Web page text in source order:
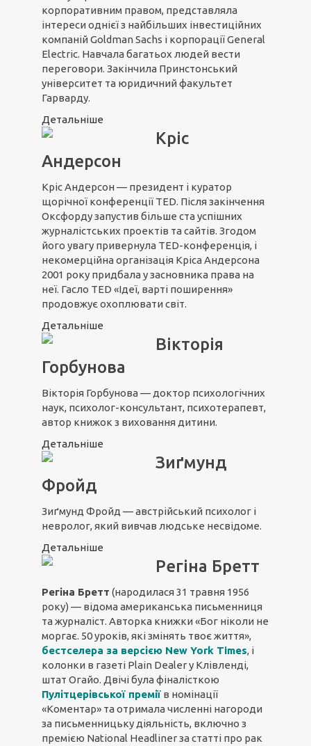
корпоративним правом, представляла
інтереси однієї з найбільших інвестиційних
компаній Goldman Sachs і корпорації General
Electric. Навчала багатьох людей вести
переговори. Закінчила Принстонський
університет та юридичний факультет
Гарварду.
Детальніше
Кріс
Андерсон
Кріс Андерсон — президент і куратор
щорічної конференції TED. Після закінчення
Оксфорду запустив більше ста успішних
журналістських проектів та сайтів. Згодом
його увагу привернула TED-конференція, і
некомерційна організація Кріса Андерсона
2001 року придбала у засновника права на
неї. Гасло TED «Ідеї, варті поширення»
продовжує охоплювати світ.
Детальніше
Вікторія
Горбунова
Вікторія Горбунова — доктор психологічних
наук, психолог-консультант, психотерапевт,
автор книжок з виховання дитини.
Детальніше
Зиґмунд
Фройд
Зиґмунд Фройд — австрійський психолог і
невролог, який вивчав людське несвідоме.
Детальніше
Регіна Бретт
Регіна Бретт (народилася 31 травня 1956
року) — відома американська письменниця
та журналіст. Авторка книжки «Бог ніколи не
моргає. 50 уроків, які змінять твоє життя»,
бестселера за версією New York Times, і
колонки в газеті Plain Dealer у Клівленді,
штат Огайо. Двічі була фіналісткою
Пулітцерівської премії в номінації
«Коментар» та отримала численні нагороди
за письменницьку діяльність, включно з
премією National Headliner за статті про рак